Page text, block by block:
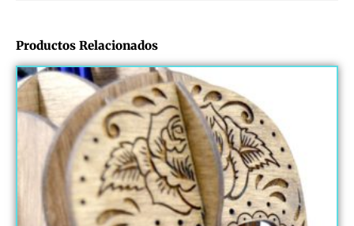
Productos Relacionados